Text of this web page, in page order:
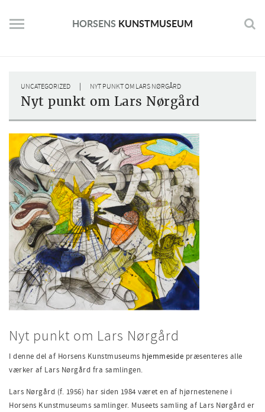
content
HORSENS KUNSTMUSEUM
UNCATEGORIZED | NYT PUNKT OM LARS NØRGÅRD
Nyt punkt om Lars Nørgård
Nyt punkt om Lars Nørgård
I denne del af Horsens Kunstmuseums hjemmeside præsenteres alle
værker af Lars Nørgård fra samlingen.
Lars Nørgård (f. 1956) har siden 1984 været en af hjørnestenene i
Horsens Kunstmuseums samlinger. Museets samling af Lars Nørgård er